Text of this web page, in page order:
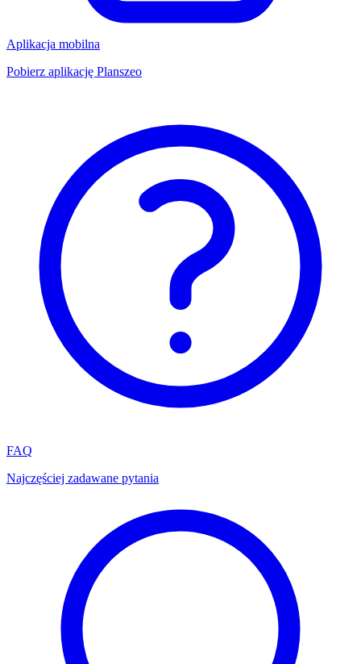
Aplikacja mobilna
Pobierz aplikację Planszeo
FAQ
Najczęściej zadawane pytania